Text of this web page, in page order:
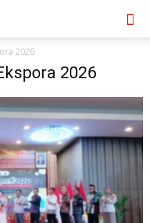
2026
2026